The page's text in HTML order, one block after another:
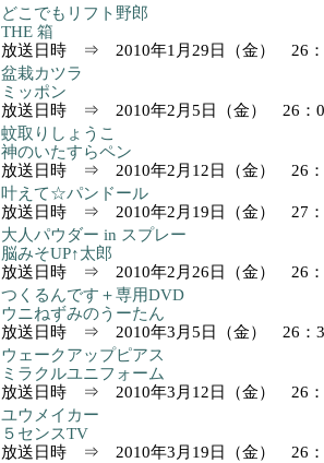
どこでもリフト野郎
THE 箱
放送日時 ⇒ 2010年1月29日（金） 26：
盆栽カツラ
ミッポン
放送日時 ⇒ 2010年2月5日（金） 26：
蚊取りしょうこ
神のいたすらペン
放送日時 ⇒ 2010年2月12日（金） 26：
叶えて☆パンドール
放送日時 ⇒ 2010年2月19日（金） 27：
大人パウダー in スプレー
脳みそUP↑太郎
放送日時 ⇒ 2010年2月26日（金） 26：
つくるんです＋専用DVD
ウニねずみのうーたん
放送日時 ⇒ 2010年3月5日（金） 26：
ウェークアップピアス
ミラクルユニフォーム
放送日時 ⇒ 2010年3月12日（金） 26：
ユウメイカー
５センスTV
放送日時 ⇒ 2010年3月19日（金） 26：